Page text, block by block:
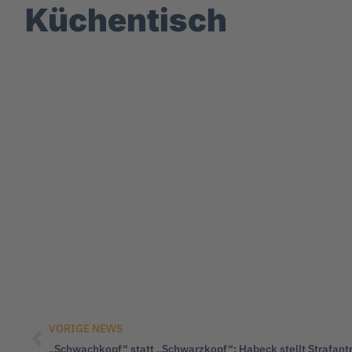
Küchentisch
VORIGE NEWS
„Schwachkopf“ statt „Schwarzkopf“: Habeck stellt